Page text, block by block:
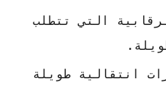
التي تتطلب
انتقالية طويلة